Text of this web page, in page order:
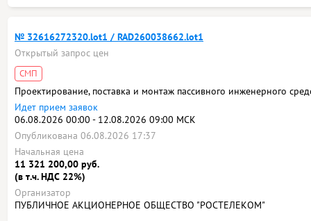
№ 32616272320.lot1 / RAD260038662.lot1
Открытый запрос цен
СМП
Проектирование, поставка и монтаж пассивного инженерного
Идет прием заявок
06.08.2026 00:00 - 12.08.2026 09:00 МСК
Опубликована 06.08.2026 17:37
Начальная цена
11 321 200,00 руб.
(в т.ч. НДС 22%)
Организатор
ПУБЛИЧНОЕ АКЦИОНЕРНОЕ ОБЩЕСТВО "РОСТЕЛЕКОМ"